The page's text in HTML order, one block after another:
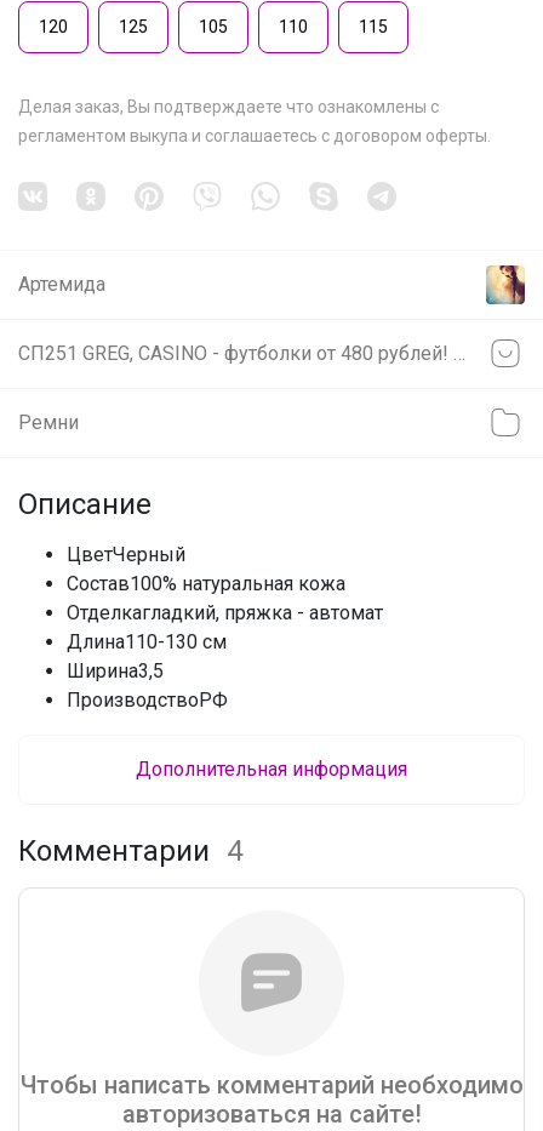
120 125 105 110 115
Делая заказ, Вы подтверждаете что ознакомлены с
регламентом выкупа и соглашаетесь с договором оферты
Артемида
Ремни
Описание
ЦветЧерный
Состав100% натуральная кожа
Отделкагладкий, пряжка - автомат
Длина110-130 см
Ширина3,5
ПроизводствоРФ
Дополнительная информация
Комментарии 4
Чтобы написать комментарий необходимо
авторизоваться на сайте!